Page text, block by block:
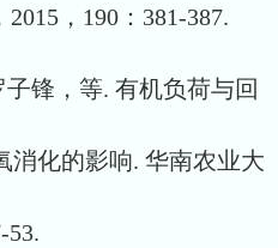
2015，190：381-387.
锋，等. 有机负荷与回
消化的影响. 华南农业大
53.